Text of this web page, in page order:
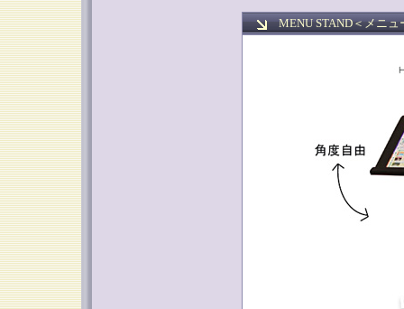
MENU STAND＜メニュ